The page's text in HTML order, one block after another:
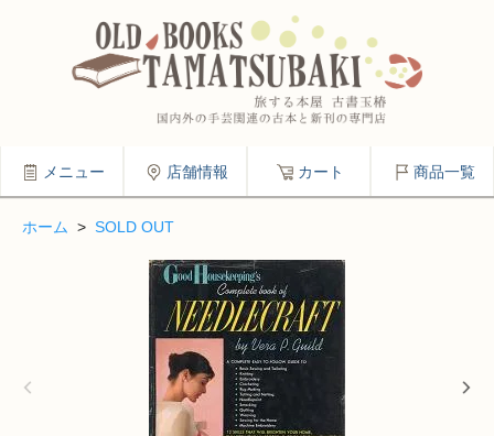
メニュー 店舗情報 カート 商品一覧
ホーム > SOLD OUT